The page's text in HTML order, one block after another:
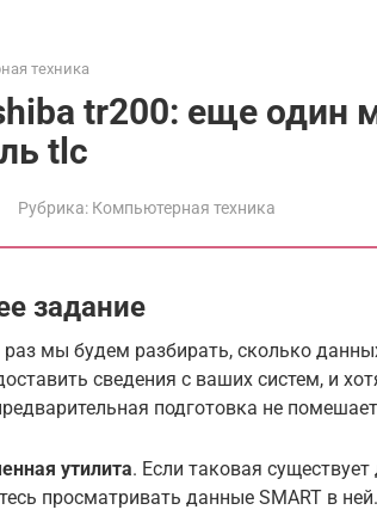
техника
tr200: еще один
tlc
Рубрика: Компьютерная техника
задание
мы будем разбирать, сколько
сведения с ваших систем, и
подготовка не
утилита. Если таковая
просматривать данные SMART в ней.